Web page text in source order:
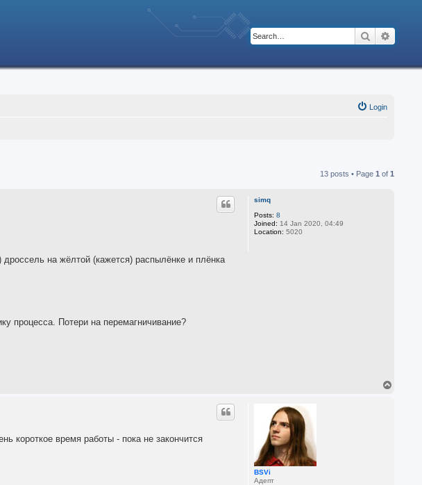
Search
Login
13 posts • Page 1 of 1
simq
Posts: 8
Joined: 14 Jan 2020, 04:49
Location: 5020
на жёлтой (кажется) распылёнке и плёнка
процесса. Потери на перемагничивание?
BSVi
Адепт
короткое время работы - пока не закончится